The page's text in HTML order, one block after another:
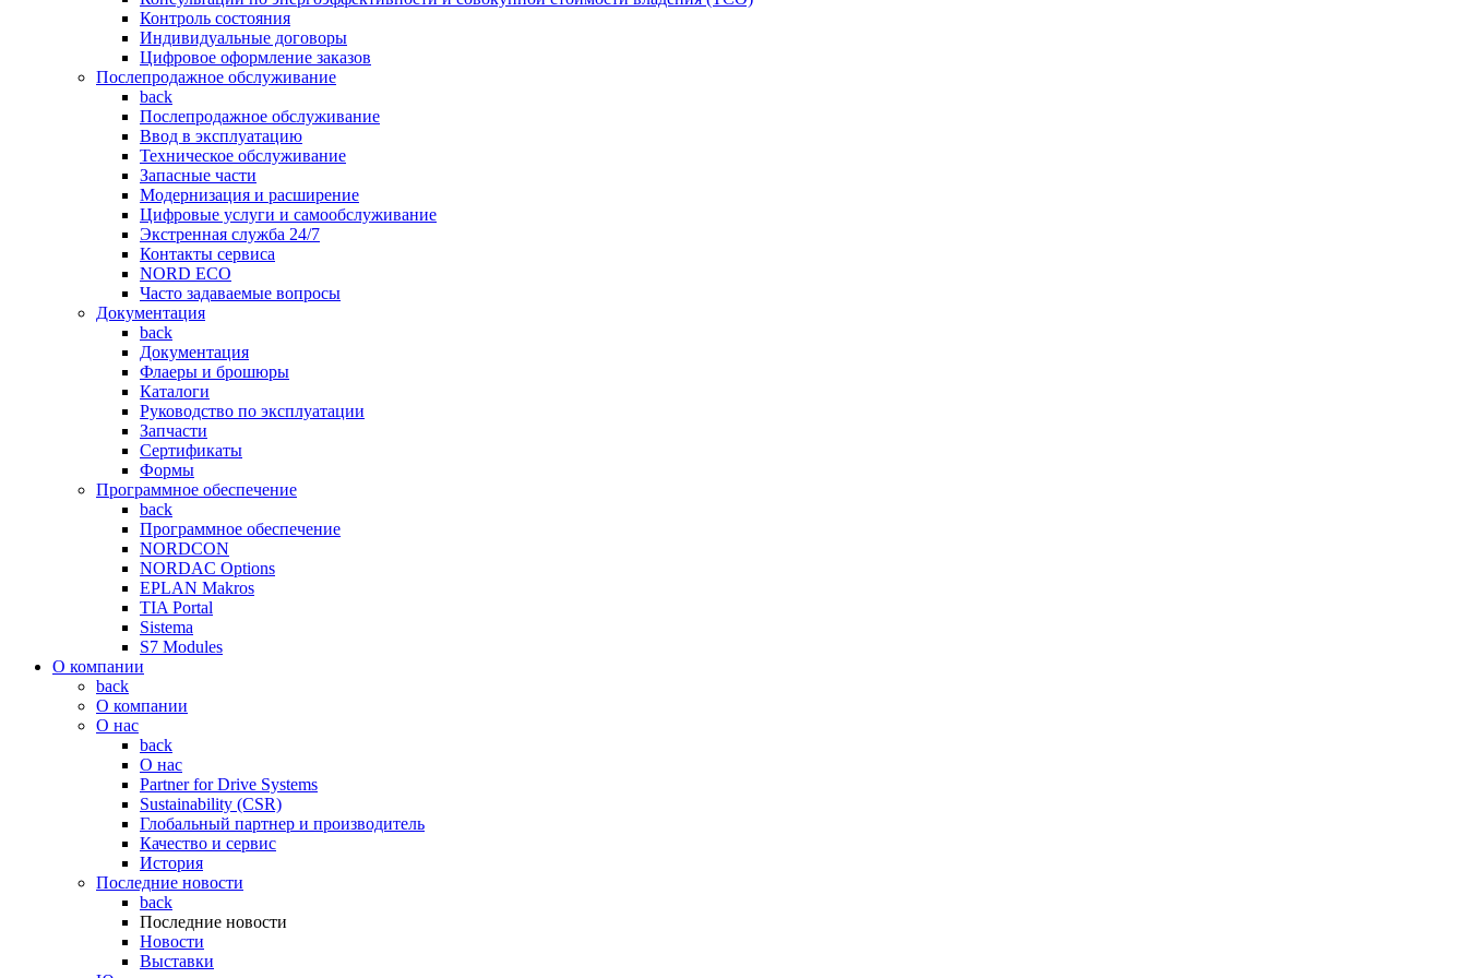
Контроль состояния
Индивидуальные договоры
Цифровое оформление заказов
Послепродажное обслуживание
back
Послепродажное обслуживание
Ввод в эксплуатацию
Техническое обслуживание
Запасные части
Модернизация и расширение
Цифровые услуги и самообслуживание
Экстренная служба 24/7
Контакты сервиса
NORD ECO
Часто задаваемые вопросы
Документация
back
Документация
Флаеры и брошюры
Каталоги
Руководство по эксплуатации
Запчасти
Сертификаты
Формы
Программное обеспечение
back
Программное обеспечение
NORDCON
NORDAC Options
EPLAN Makros
TIA Portal
Sistema
S7 Modules
О компании
back
О компании
О нас
back
О нас
Partner for Drive Systems
Sustainability (CSR)
Глобальный партнер и производитель
Качество и сервис
История
Последние новости
back
Последние новости
Новости
Выставки